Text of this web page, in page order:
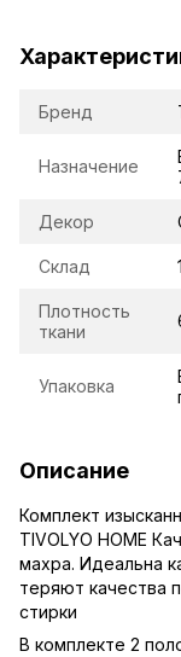
Бренд
Назначение
Декор
Склад
Плотность
ткани
Упаковка
Описание
Комплект
TIVOLYO HOME
махра. Идеальна
теряют качества
стирки
В комплекте 2